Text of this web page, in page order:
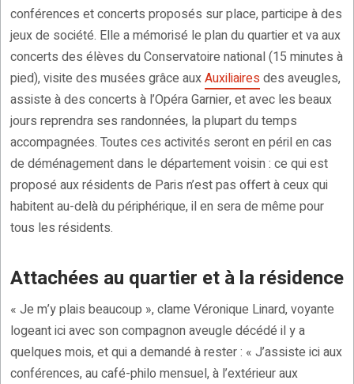
conférences et concerts proposés sur place, participe à des
jeux de société. Elle a mémorisé le plan du quartier et va aux
concerts des élèves du Conservatoire national (15 minutes à
pied), visite des musées grâce auxAuxiliairesdes aveugles,
assiste à des concerts à l’Opéra Garnier, et avec les beaux
jours reprendra ses randonnées, la plupart du temps
accompagnées. Toutes ces activités seront en péril en cas
de déménagement dans le département voisin : ce qui est
proposé aux résidents de Paris n’est pas offert à ceux qui
habitent au-delà du périphérique, il en sera de même pour
tous les résidents.
Attachées au quartier et à la résidence
« Je m’y plais beaucoup », clame Véronique Linard, voyante
logeant ici avec son compagnon aveugle décédé il y a
quelques mois, et qui a demandé à rester : « J’assiste ici aux
conférences, au café-philo mensuel, à l’extérieur aux